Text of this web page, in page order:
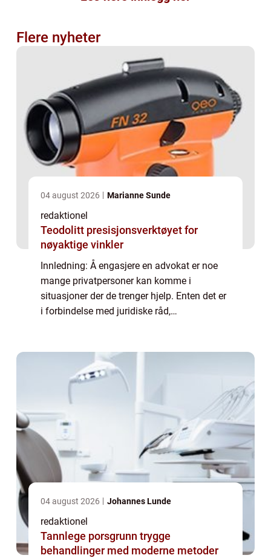
Flere nyheter
04 august 2026 Marianne Sunde
redaktionel
Teodolitt presisjonsverktøyet for
nøyaktige vinkler
Innledning: Å engasjere en advokat er noe
mange privatpersoner kan komme i
situasjoner der de trenger hjelp. Enten det er
i forbindelse med juridiske råd,
04 august 2026 Johannes Lunde
redaktionel
Tannlege porsgrunn trygge
behandlinger med moderne metoder